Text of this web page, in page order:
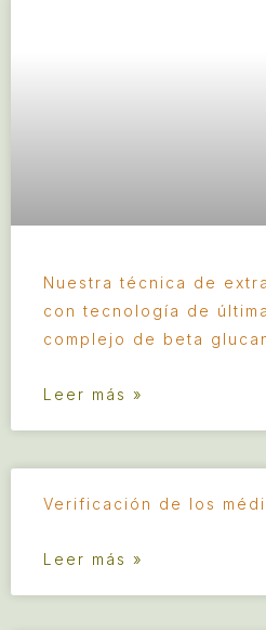
Nuestra técnica de
con tecnología de
complejo de beta
Leer más »
Verificación de los
Leer más »